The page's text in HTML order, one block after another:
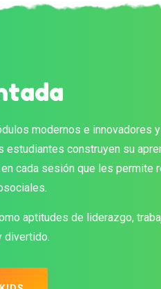
modernos e innovadores
estudiantes construyen su
cada sesión que les permite
aptitudes de liderazgo,
divertido.